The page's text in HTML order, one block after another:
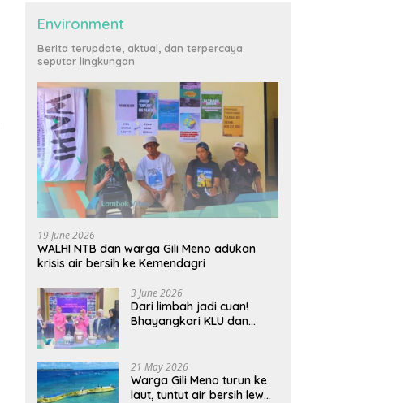
Environment
Berita terupdate, aktual, dan terpercaya
seputar lingkungan
19 June 2026
WALHI NTB dan warga Gili Meno adukan
krisis air bersih ke Kemendagri
3 June 2026
Dari limbah jadi cuan!
Bhayangkari KLU dan
ECOSA 18UU
21 May 2026
Warga Gili Meno turun ke
laut, tuntut air bersih lewat